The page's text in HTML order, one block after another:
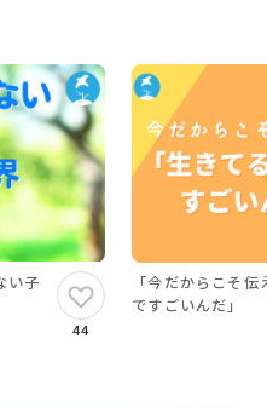
ゆとりがあって、ぶれ
言われるゆえん。
が明確になっていて、
ち、そしてなにより
お互いのやりたいこ
らです。
て効果を実感したコー
、政治、芸能など各業
や、起業家もサポー
に研修。
：ソフトバンク、本田技
東京ＵＦＪ銀行、富士
他数百社
い子
44
「今だからこそ
ですごいんだ」